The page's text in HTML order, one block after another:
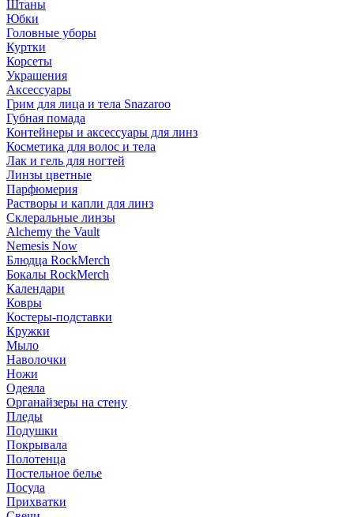
Штаны
Юбки
Головные уборы
Куртки
Корсеты
Украшения
Аксессуары
Грим для лица и тела Snazaroo
Губная помада
Контейнеры и аксессуары для линз
Косметика для волос и тела
Лак и гель для ногтей
Линзы цветные
Парфюмерия
Растворы и капли для линз
Склеральные линзы
Alchemy the Vault
Nemesis Now
Блюдца RockMerch
Бокалы RockMerch
Календари
Ковры
Костеры-подставки
Кружки
Мыло
Наволочки
Ножи
Одеяла
Органайзеры на стену
Пледы
Подушки
Покрывала
Полотенца
Постельное белье
Посуда
Прихватки